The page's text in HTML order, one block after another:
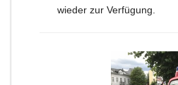
wieder zur Verfügung.